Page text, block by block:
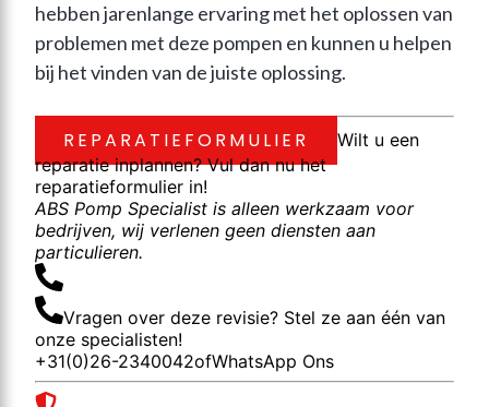
hebben jarenlange ervaring met het oplossen van
problemen met deze pompen en kunnen u helpen
bij het vinden van de juiste oplossing.
REPARATIEFORMULIER
Wilt u een
reparatie inplannen? Vul dan nu het
reparatieformulier in!
ABS Pomp Specialist is alleen werkzaam voor
bedrijven, wij verlenen geen diensten aan
particulieren.
Vragen over deze revisie? Stel ze aan één van
onze specialisten!
+31(0)26-2340042ofWhatsApp Ons